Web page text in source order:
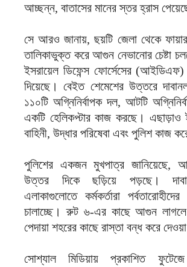
আচ্ছন্ন, বাতাসের মানের স্তর হ্রাস
সে আরও জানায়, ছয়টি জেলা থেকে ফায়ার
তালিকাভুক্ত করে আগুন নেভানোর চেষ্টা
ইসরায়েল ডিফেন্স ফোর্সেসের
দিয়েছে। বেইত শেমেশের উত্তরে
১১০টি অগ্নিনির্বাপক দল, আটটি
একটি হেলিকপ্টার কাজ করছে। এছাড়াও
বাহিনী, উদ্ধার পরিষেবা এবং পুলিশ কাজ
পুলিশের একজন মুখপাত্র
উত্তর দিকে ছড়িয়ে পড়ছে।
এলাকাগুলোতে কর্মকর্তারা
চালাচ্ছে। রুট ৬-এর কাছে আগুন লাগলে
পেদায়া শহরের কাছে রাস্তা বন্ধ করে
সোশ্যাল মিডিয়ায় প্রকাশিত